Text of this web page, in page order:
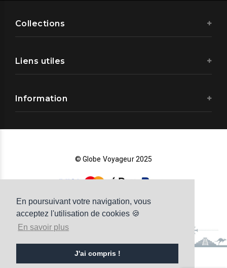
En poursuivant votre navigation, vous
acceptez l'utilisation de cookies 🍪
En savoir plus
J'ai compris !
Collections
Liens utiles
Information
© Globe Voyageur 2025
RETOUR EN HAUT DE PAGE